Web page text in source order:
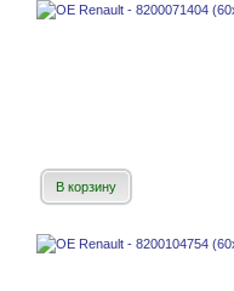
В корзину